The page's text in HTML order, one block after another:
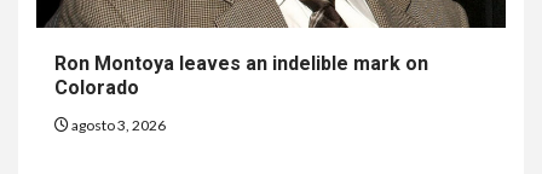
Ron Montoya leaves an indelible mark on
Colorado
agosto 3, 2026